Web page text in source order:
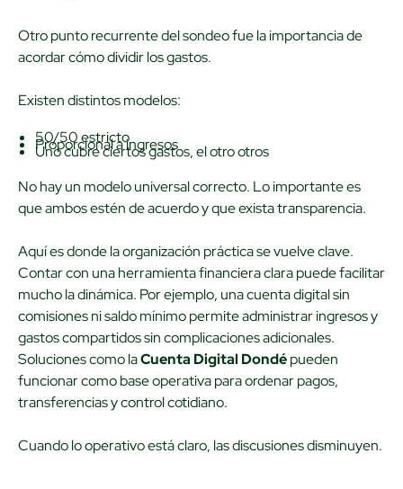
Otro punto recurrente del sondeo fue la importancia de
acordar cómo dividir los gastos.
Existen distintos modelos:
50/50 estricto
Proporcional a ingresos
Uno cubre ciertos gastos, el otro otros
No hay un modelo universal correcto. Lo importante es
que ambos estén de acuerdo y que exista transparencia.
Aquí es donde la organización práctica se vuelve clave.
Contar con una herramienta financiera clara puede facilitar
mucho la dinámica. Por ejemplo, una cuenta digital sin
comisiones ni saldo mínimo permite administrar ingresos y
gastos compartidos sin complicaciones adicionales.
Soluciones como laCuenta Digital Dondépueden
funcionar como base operativa para ordenar pagos,
transferencias y control cotidiano.
Cuando lo operativo está claro, las discusiones disminuyen.